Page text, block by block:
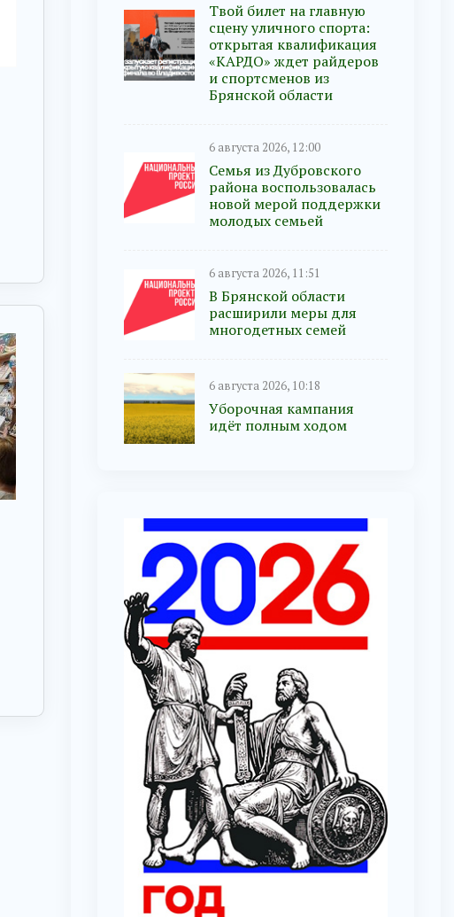
Твой билет на главную
сцену уличного спорта:
открытая квалификация
«КАРДО» ждет райдеров
и спортсменов из
Брянской области
6 августа 2026, 12:00
Семья из Дубровского
района воспользовалась
новой мерой поддержки
молодых семьей
6 августа 2026, 11:51
В Брянской области
расширили меры для
многодетных семей
6 августа 2026, 10:18
Уборочная кампания
идёт полным ходом